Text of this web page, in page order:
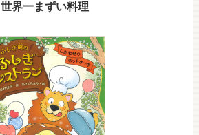
世界一まずい料理